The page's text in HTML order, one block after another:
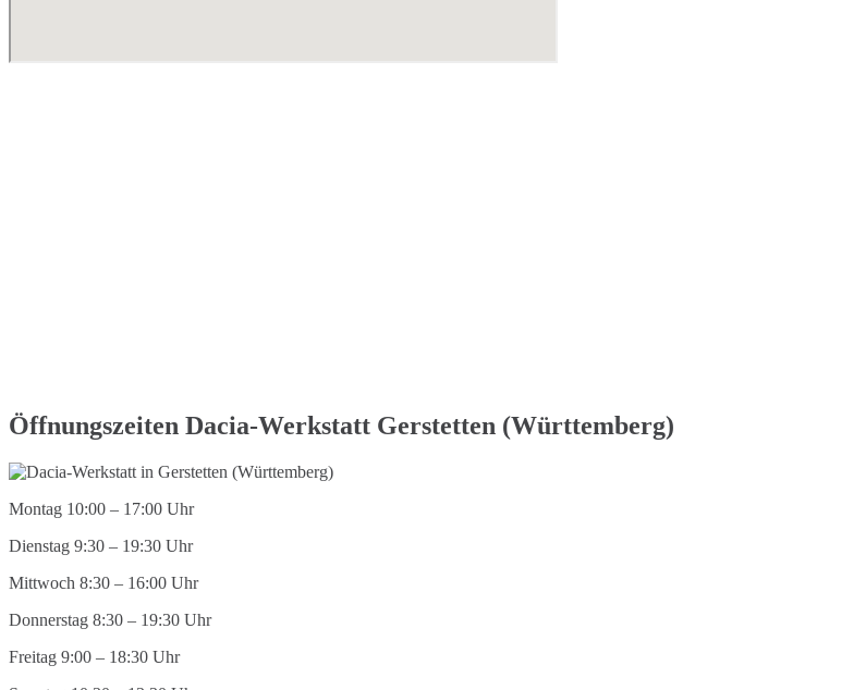
Öffnungszeiten Dacia-Werkstatt Gerstetten (Württemberg)
Montag 10:00 – 17:00 Uhr
Dienstag 9:30 – 19:30 Uhr
Mittwoch 8:30 – 16:00 Uhr
Donnerstag 8:30 – 19:30 Uhr
Freitag 9:00 – 18:30 Uhr